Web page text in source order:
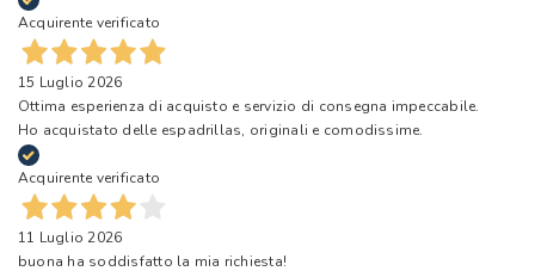
Acquirente verificato
15 Luglio 2026
Ottima esperienza di acquisto e servizio di consegna impeccabile.
Ho acquistato delle espadrillas, originali e comodissime.
Acquirente verificato
11 Luglio 2026
buona ha soddisfatto la mia richiesta!